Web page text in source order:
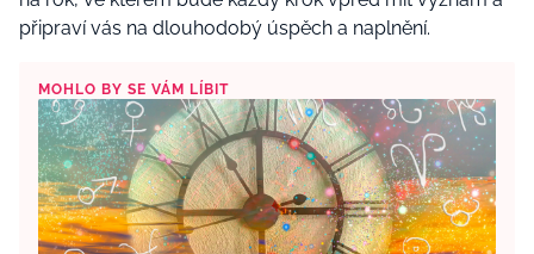
připraví vás na dlouhodobý úspěch a naplnění.
MOHLO BY SE VÁM LÍBIT